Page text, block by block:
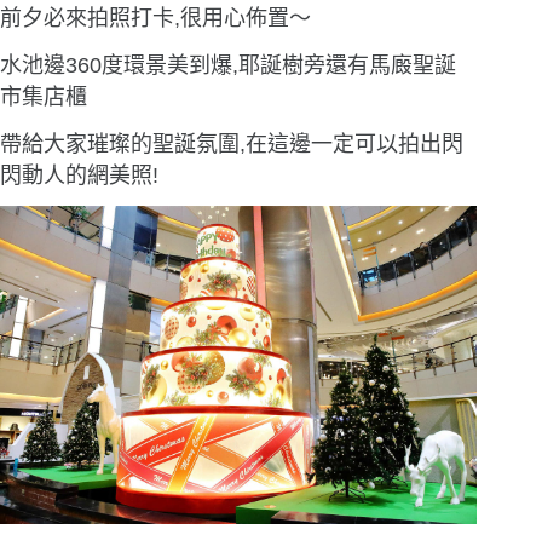
前夕必來拍照打卡,很用心佈置〜
水池邊360度環景美到爆,耶誕樹旁還有馬廄聖誕
市集店櫃
帶給大家璀璨的聖誕氛圍,在這邊一定可以拍出閃
閃動人的網美照!